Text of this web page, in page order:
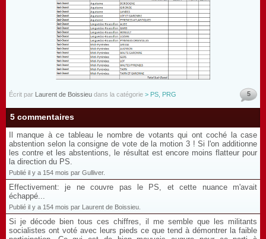
Écrit par Laurent de Boissieu dans la catégorie > PS, PRG 5
5 commentaires
Il manque à ce tableau le nombre de votants qui ont coché la case
abstention selon la consigne de vote de la motion 3 ! Si l'on additionne
les contre et les abstentions, le résultat est encore moins flatteur pour
la direction du PS.
Publié il y a 154 mois par Gulliver.
Effectivement: je ne couvre pas le PS, et cette nuance m'avait
échappé...
Publié il y a 154 mois par Laurent de Boissieu.
Si je décode bien tous ces chiffres, il me semble que les militants
socialistes ont voté avec leurs pieds ce que tend à démontrer la faible